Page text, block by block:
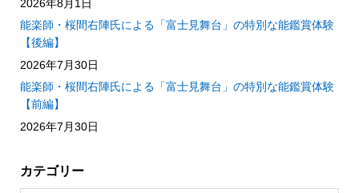
2026年8月1日
能楽師・桜間右陣氏による「富士見舞台」の特別な能鑑賞体験
【後編】
2026年7月30日
能楽師・桜間右陣氏による「富士見舞台」の特別な能鑑賞体験
【前編】
2026年7月30日
カテゴリー